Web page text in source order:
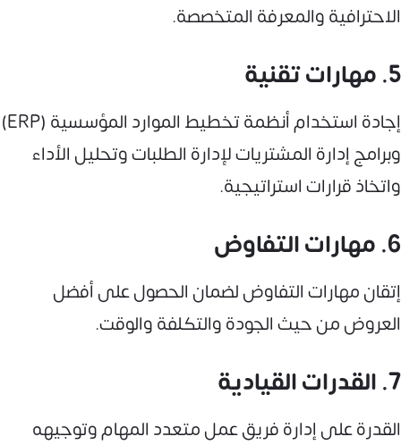
الاحترافية والمعرفة المتخصصة.
5. مهارات تقنية
إجادة استخدام أنظمة تخطيط الموارد المؤسسية (ERP)
وبرامج إدارة المشتريات لإدارة الطلبات وتحليل الأداء
واتخاذ قرارات استراتيجية.
6. مهارات التفاوض
إتقان مهارات التفاوض لضمان الحصول على أفضل
العروض من حيث الجودة والتكلفة والوقت.
7. القدرات القيادية
القدرة على إدارة فريق عمل متعدد المهام وتوجيهه